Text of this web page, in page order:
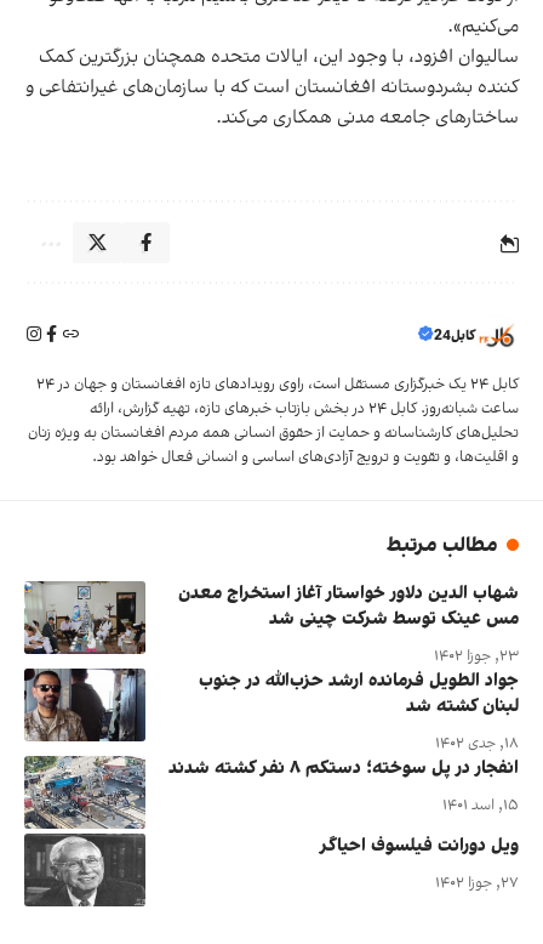
می‌کنیم».
سالیوان افزود، با وجود این، ایالات متحده همچنان بزرگترین کمک
کننده بشردوستانه افغانستان است که با سازمان‌های غیرانتفاعی و
ساختارهای جامعه مدنی همکاری می‌کند.
کابل24
کابل ۲۴ یک خبرگزاری مستقل است، راوی رویدادهای تازه افغانستان و جهان در ۲۴
ساعت شبانه‌روز. کابل ۲۴ در بخش‌ بازتاب‌ خبرهای تازه، تهیه‌ گزارش‌، ارائه
تحلیل‌های کارشناسانه و حمایت از حقوق انسانی همه مردم افغانستان به ویژه زنان
و اقلیت‌ها، و تقویت‌ و ترویج آزادی‌های اساسی و انسانی فعال خواهد بود.
مطالب مرتبط
شهاب الدین دلاور خواستار آغاز استخراج معدن
مس عینک توسط شرکت چینی شد
۲۳, جوزا ۱۴۰۲
جواد الطویل فرمانده ارشد حزب‌الله در جنوب
لبنان کشته شد
۱۸, جدی ۱۴۰۲
انفجار در پل سوخته؛ دستکم ۸ نفر کشته شدند
۱۵, اسد ۱۴۰۱
ویل دورانت فیلسوف احیاگر
۲۷, جوزا ۱۴۰۲